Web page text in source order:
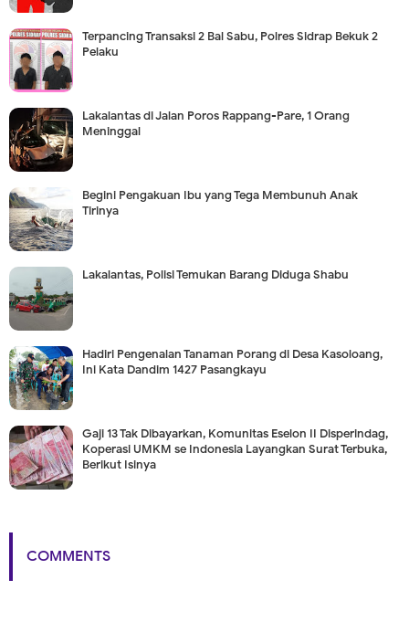
Terpancing Transaksi 2 Bal Sabu, Polres Sidrap Bekuk 2
Pelaku
Lakalantas di Jalan Poros Rappang-Pare, 1 Orang
Meninggal
Begini Pengakuan Ibu yang Tega Membunuh Anak
Tirinya
Lakalantas, Polisi Temukan Barang Diduga Shabu
Hadiri Pengenalan Tanaman Porang di Desa Kasoloang,
Ini Kata Dandim 1427 Pasangkayu
Gaji 13 Tak Dibayarkan, Komunitas Eselon II Disperindag,
Koperasi UMKM se Indonesia Layangkan Surat Terbuka,
Berikut Isinya
COMMENTS